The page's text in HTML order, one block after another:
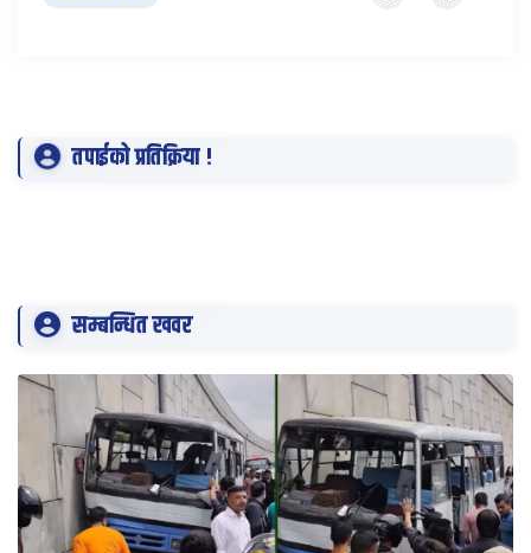
तपाईको प्रतिक्रिया !
सम्बन्धित खवर